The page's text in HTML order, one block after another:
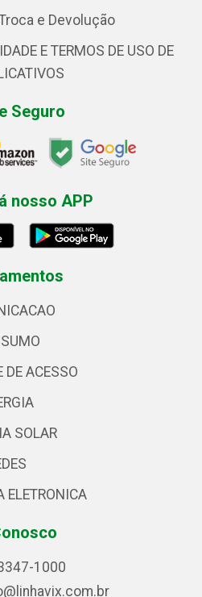
e Devolução
E TERMOS DE USO DE
Seguro
nosso APP
DE ACESSO
SOLAR
ELETRONICA
1000